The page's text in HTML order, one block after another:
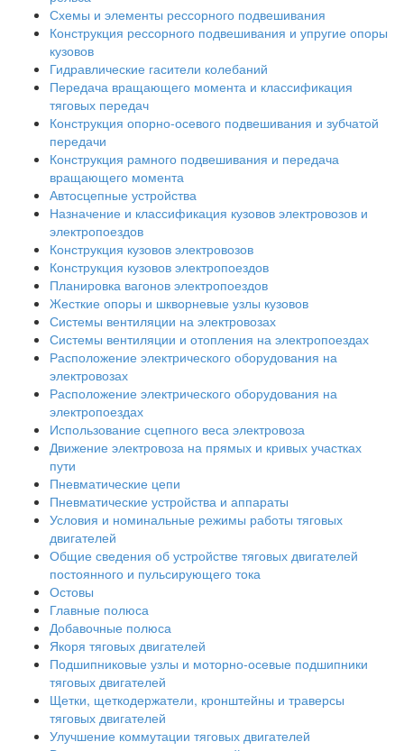
Схемы и элементы рессорного подвешивания
Конструкция рессорного подвешивания и упругие опоры
кузовов
Гидравлические гасители колебаний
Передача вращающего момента и классификация
тяговых передач
Конструкция опорно-осевого подвешивания и зубчатой
передачи
Конструкция рамного подвешивания и передача
вращающего момента
Автосцепные устройства
Назначение и классификация кузовов электровозов и
электропоездов
Конструкция кузовов электровозов
Конструкция кузовов электропоездов
Планировка вагонов электропоездов
Жесткие опоры и шкворневые узлы кузовов
Системы вентиляции на электровозах
Системы вентиляции и отопления на электропоездах
Расположение электрического оборудования на
электровозах
Расположение электрического оборудования на
электропоездах
Использование сцепного веса электровоза
Движение электровоза на прямых и кривых участках
пути
Пневматические цепи
Пневматические устройства и аппараты
Условия и номинальные режимы работы тяговых
двигателей
Общие сведения об устройстве тяговых двигателей
постоянного и пульсирующего тока
Остовы
Главные полюса
Добавочные полюса
Якоря тяговых двигателей
Подшипниковые узлы и моторно-осевые подшипники
тяговых двигателей
Щетки, щеткодержатели, кронштейны и траверсы
тяговых двигателей
Улучшение коммутации тяговых двигателей